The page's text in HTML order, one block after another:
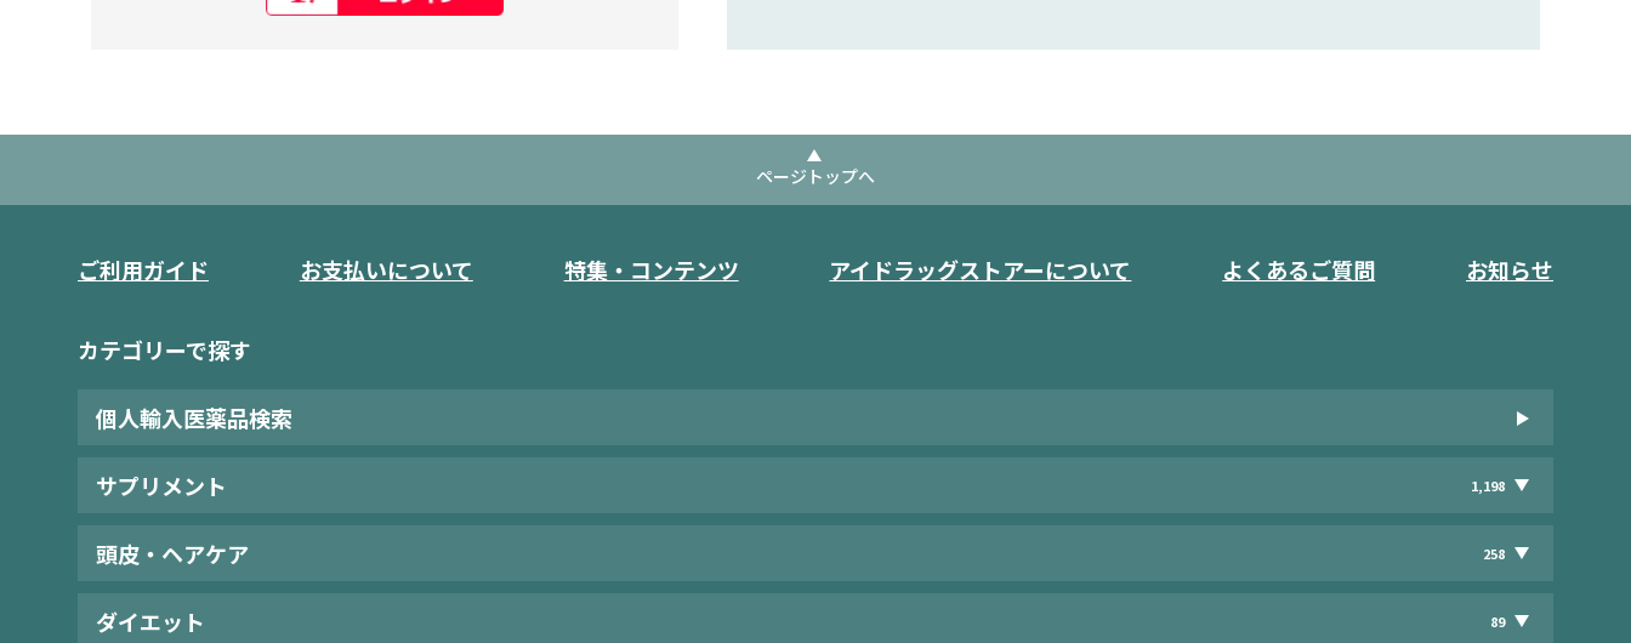
ページトップへ
ご利用ガイド お支払いについて 特集・コンテンツ アイドラッグストアーについて よくあるご質問 お知らせ
カテゴリーで探す
個人輸入医薬品検索
サプリメント 1,198
頭皮・ヘアケア 258
ダイエット 89